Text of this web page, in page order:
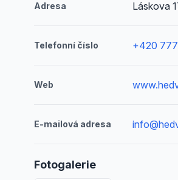
Adresa Láskova
Telefonní číslo +420
Web
E-mailová adresa
Fotogalerie